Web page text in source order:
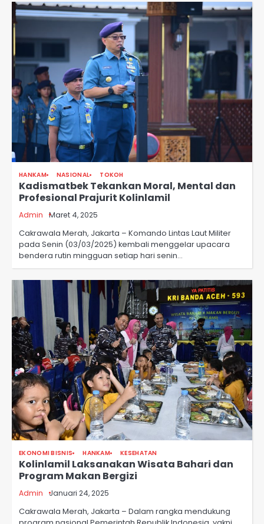
HANKAM NASIONAL TOKOH
Kadismatbek Tekankan Moral, Mental dan
Profesional Prajurit Kolinlamil
Admin Maret 4, 2025
Cakrawala Merah, Jakarta – Komando Lintas Laut Militer
pada Senin (03/03/2025) kembali menggelar upacara
bendera rutin mingguan setiap hari senin…
EKONOMI BISNIS HANKAM KESEHATAN
Kolinlamil Laksanakan Wisata Bahari dan
Program Makan Bergizi
Admin Januari 24, 2025
Cakrawala Merah, Jakarta – Dalam rangka mendukung